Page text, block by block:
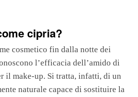
cipria?
cosmetico fin dalla notte dei
l’efficacia dell’amido di
il make-up. Si tratta, infatti, di un
naturale capace di sostituire la